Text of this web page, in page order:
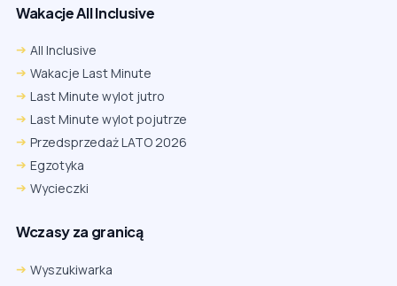
Wakacje All Inclusive
All Inclusive
Wakacje Last Minute
Last Minute wylot jutro
Last Minute wylot pojutrze
Przedsprzedaż LATO 2026
Egzotyka
Wycieczki
Wczasy za granicą
Wyszukiwarka